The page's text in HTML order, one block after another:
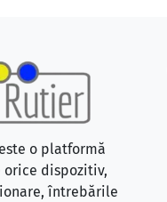
o platformă
dispozitiv,
întrebările